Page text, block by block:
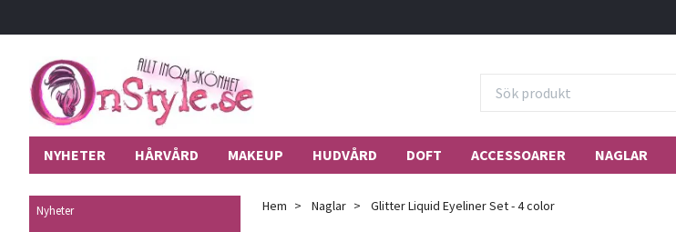
NYHETER HÅRVÅRD MAKEUP HUDVÅRD DOFT ACCESSOARER NAGLAR
Nyheter Hem Naglar Glitter Liquid Eyeliner Set - 4 color